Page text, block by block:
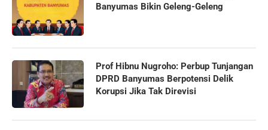
Banyumas Bikin Geleng-Geleng
Prof Hibnu Nugroho: Perbup Tunjangan
DPRD Banyumas Berpotensi Delik
Korupsi Jika Tak Direvisi